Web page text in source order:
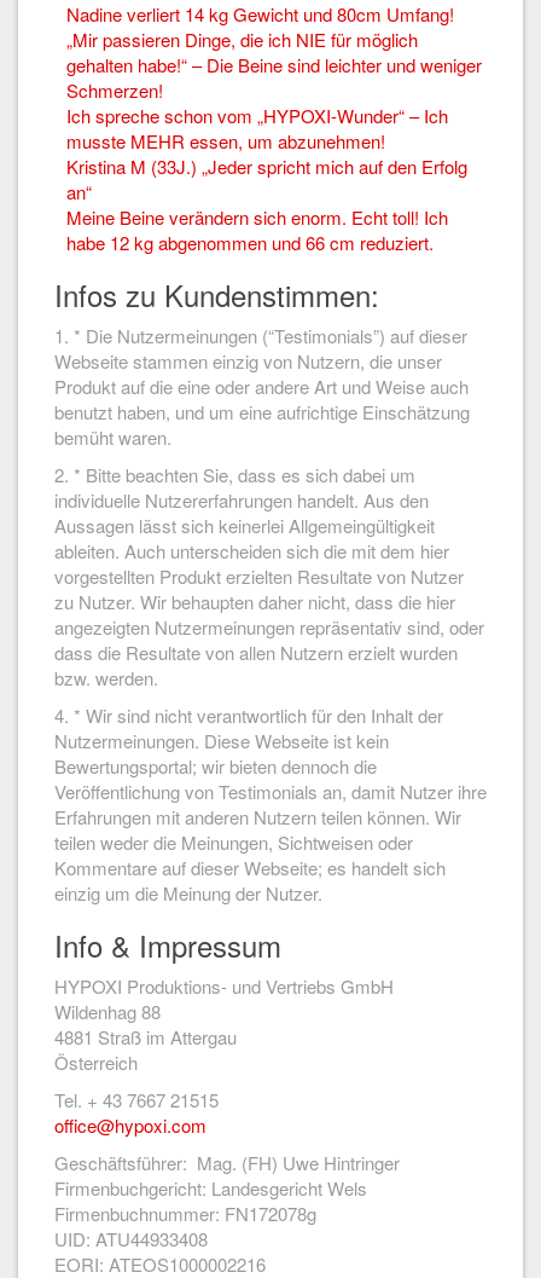
Nadine verliert 14 kg Gewicht und 80cm Umfang!
„Mir passieren Dinge, die ich NIE für möglich
gehalten habe!“ – Die Beine sind leichter und weniger
Schmerzen!
Ich spreche schon vom „HYPOXI-Wunder“ – Ich
musste MEHR essen, um abzunehmen!
Kristina M (33J.) „Jeder spricht mich auf den Erfolg
an“
Meine Beine verändern sich enorm. Echt toll! Ich
habe 12 kg abgenommen und 66 cm reduziert.
Infos zu Kundenstimmen:
1. * Die Nutzermeinungen (“Testimonials”) auf dieser
Webseite stammen einzig von Nutzern, die unser
Produkt auf die eine oder andere Art und Weise auch
benutzt haben, und um eine aufrichtige Einschätzung
bemüht waren.
2. * Bitte beachten Sie, dass es sich dabei um
individuelle Nutzererfahrungen handelt. Aus den
Aussagen lässt sich keinerlei Allgemeingültigkeit
ableiten. Auch unterscheiden sich die mit dem hier
vorgestellten Produkt erzielten Resultate von Nutzer
zu Nutzer. Wir behaupten daher nicht, dass die hier
angezeigten Nutzermeinungen repräsentativ sind, oder
dass die Resultate von allen Nutzern erzielt wurden
bzw. werden.
4. * Wir sind nicht verantwortlich für den Inhalt der
Nutzermeinungen. Diese Webseite ist kein
Bewertungsportal; wir bieten dennoch die
Veröffentlichung von Testimonials an, damit Nutzer ihre
Erfahrungen mit anderen Nutzern teilen können. Wir
teilen weder die Meinungen, Sichtweisen oder
Kommentare auf dieser Webseite; es handelt sich
einzig um die Meinung der Nutzer.
Info & Impressum
HYPOXI Produktions- und Vertriebs GmbH
Wildenhag 88
4881 Straß im Attergau
Österreich
Tel. + 43 7667 21515
office@hypoxi.com
Geschäftsführer: Mag. (FH) Uwe Hintringer
Firmenbuchgericht: Landesgericht Wels
Firmenbuchnummer: FN172078g
UID: ATU44933408
EORI: ATEOS1000002216